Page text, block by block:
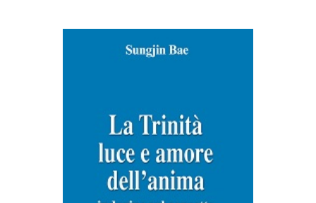
AGGIUNGI AL CARRELLO